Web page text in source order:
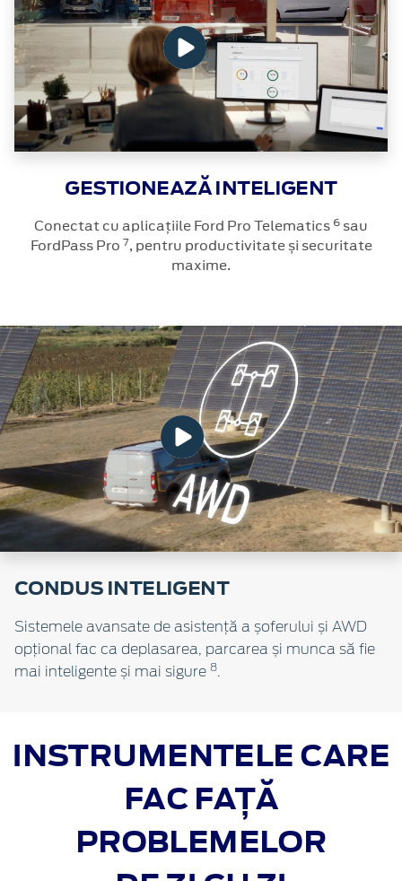
GESTIONEAZĂ INTELIGENT
Conectat cu aplicațiile Ford Pro Telematics 6 sau
FordPass Pro 7, pentru productivitate și securitate
maxime.
CONDUS INTELIGENT
Sistemele avansate de asistență a șoferului și AWD
opțional fac ca deplasarea, parcarea și munca să fie
mai inteligente și mai sigure 8.
INSTRUMENTELE CARE
FAC FAȚĂ
PROBLEMELOR